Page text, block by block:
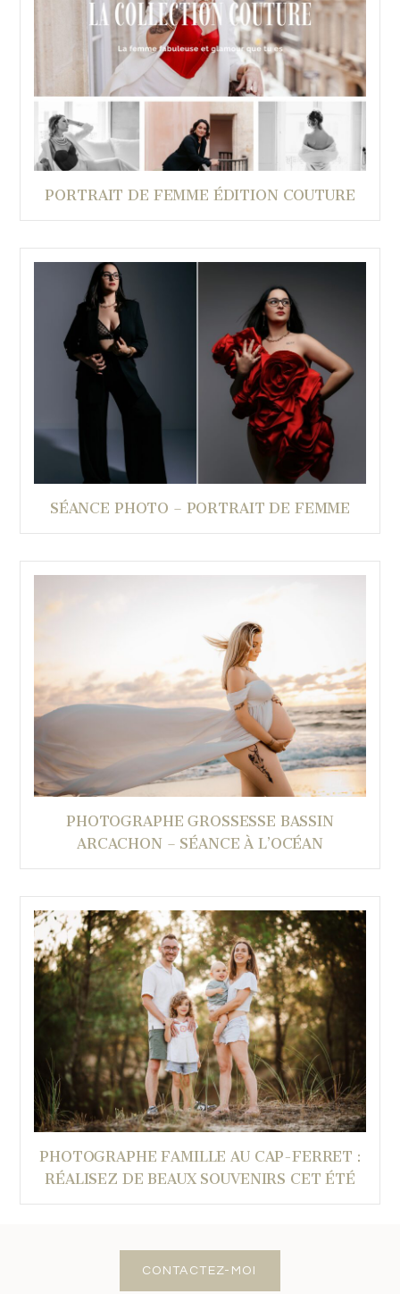
PORTRAIT DE FEMME ÉDITION COUTURE
SÉANCE PHOTO – PORTRAIT DE FEMME
PHOTOGRAPHE GROSSESSE BASSIN
ARCACHON – SÉANCE À L’OCÉAN
PHOTOGRAPHE FAMILLE AU CAP-FERRET :
RÉALISEZ DE BEAUX SOUVENIRS CET ÉTÉ
CONTACTEZ-MOI